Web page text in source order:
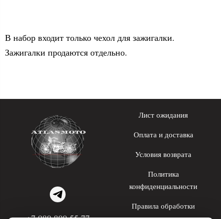
В набор входит только чехол для зажигалки.
Зажигалки продаются отдельно.
Лист ожидания
Оплата и доставка
Условия возврата
Политика
конфиденциальности
Правила обработки